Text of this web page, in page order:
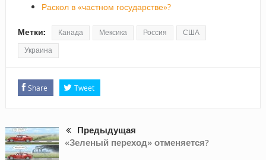
Раскол в «частном государстве»?
Метки: Канада Мексика Россия США
Украина
Share Tweet
Предыдущая
«Зеленый переход» отменяется?